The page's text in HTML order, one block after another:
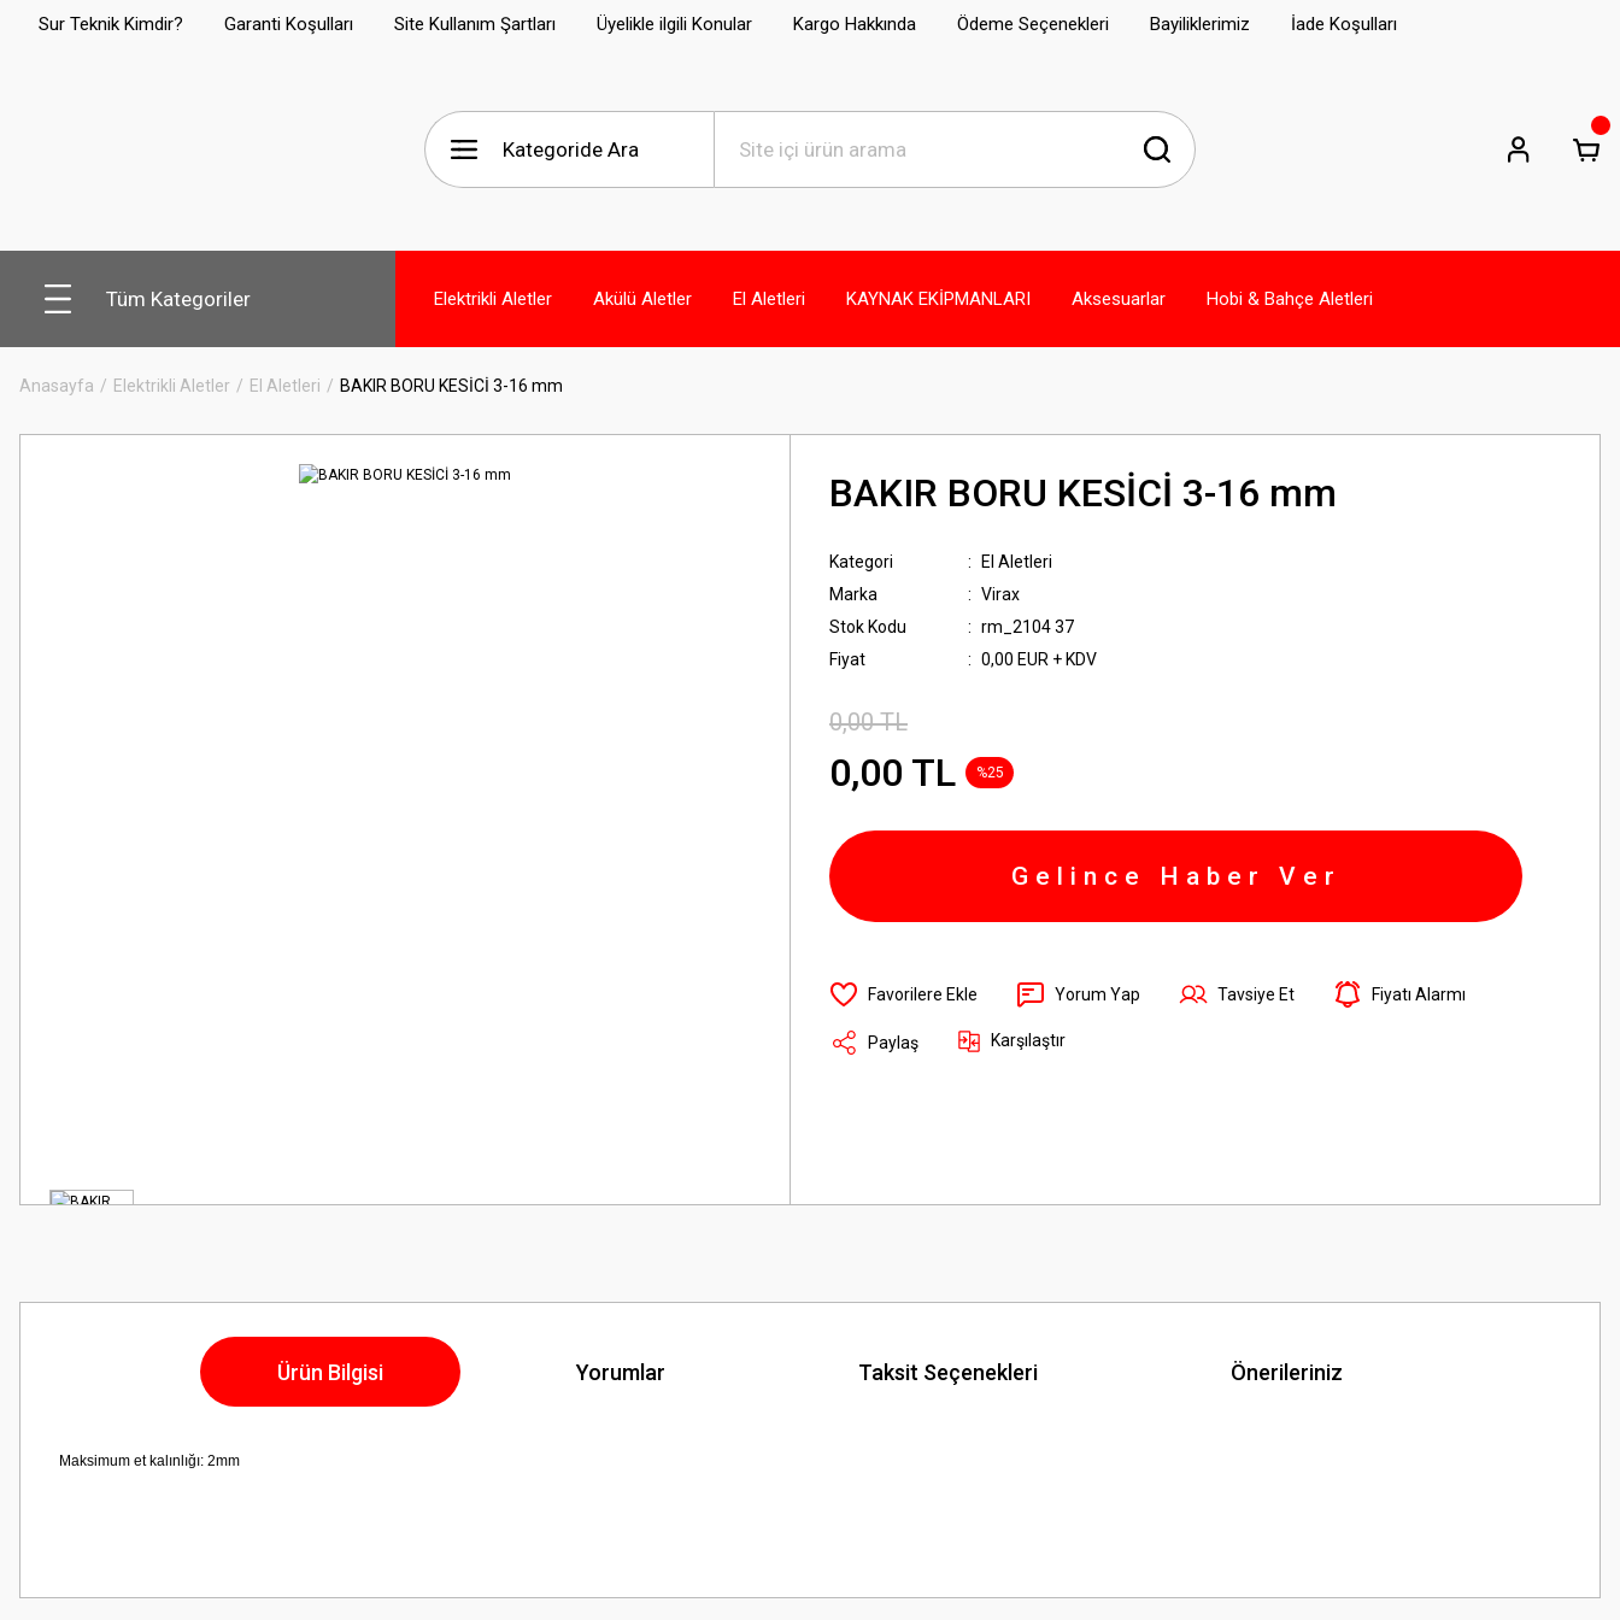
Sur Teknik Kimdir? Garanti Koşulları Site Kullanım Şartları Üyelikle ilgili Konular Kargo Hakkında Ödeme Seçenekleri Bayiliklerimiz İade Koşulları
Tüm Kategoriler Elektrikli Aletler Akülü Aletler El Aletleri KAYNAK EKİPMANLARI Aksesuarlar Hobi & Bahçe Aletleri
Anasayfa Elektrikli Aletler El Aletleri BAKIR BORU KESİCİ 3-16 mm
BAKIR BORU KESİCİ 3-16 mm
Kategori
El Aletleri
Marka
Virax
Stok Kodu
rm_2104 37
Fiyat
0,00 EUR + KDV
0,00 TL
0,00 TL %25
Gelince Haber Ver
Yorum Yap Tavsiye Et Fiyatı Alarmı
Paylaş Karşılaştır
Ürün Bilgisi Yorumlar Taksit Seçenekleri Önerileriniz
Maksimum et kalınlığı: 2mm
Görüş ve önerileriniz için teşekkür ederiz.